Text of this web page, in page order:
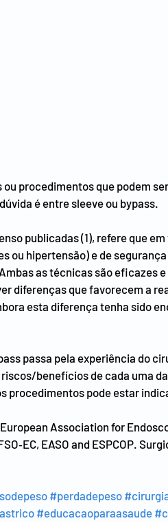
procedimentos que podem
é entre sleeve ou bypass.
publicadas (1), refere que
ou hipertensão) e de
as técnicas são eficazes
diferenças que favorecem a
esta diferença tenha sido
passa pela experiência do
benefícios de cada uma
procedimentos pode estar
Association for
EASO and ESPCOP.
#perdadepeso
#educacaoparaasaude